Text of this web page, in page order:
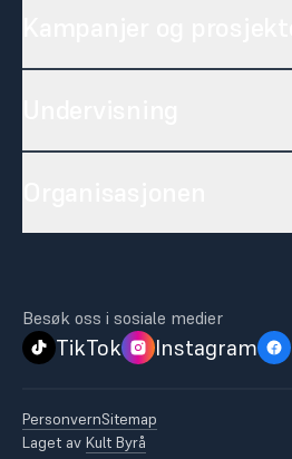
Besøk oss i sosiale medier
TikTok Instagram
PersonvernSitemap
Laget av Kult Byrå